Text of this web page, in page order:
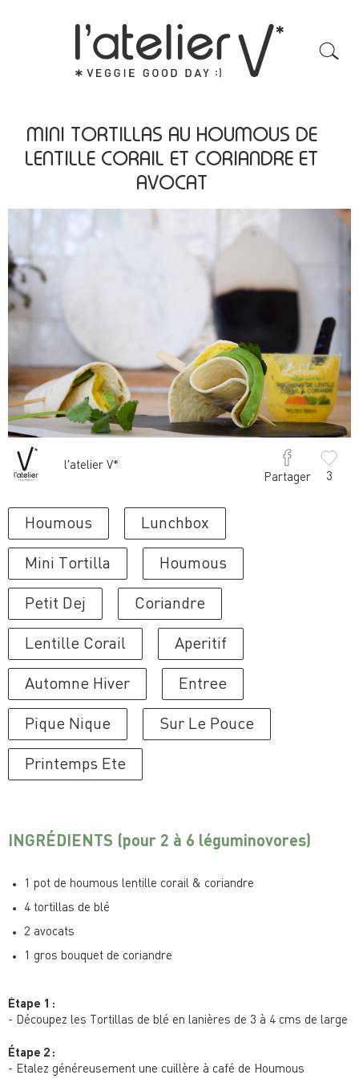
MINI TORTILLAS AU HOUMOUS DE
LENTILLE CORAIL ET CORIANDRE ET
AVOCAT
l'atelier V*
Partager
3
Houmous Lunchbox
Mini Tortilla Houmous
Petit Dej Coriandre
Lentille Corail Aperitif
Automne Hiver Entree
Pique Nique Sur Le Pouce
Printemps Ete
INGRÉDIENTS (pour 2 à 6 léguminovores)
1 pot de houmous lentille corail & coriandre
4 tortillas de blé
2 avocats
1 gros bouquet de coriandre
Étape 1 :
- Découpez les Tortillas de blé en lanières de 3 à 4 cms de large
Étape 2 :
- Etalez généreusement une cuillère à café de Houmous